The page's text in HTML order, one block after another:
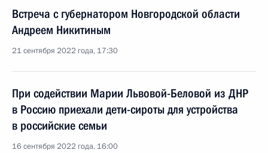
Встреча с губернатором Новгородской области
Андреем Никитиным
21 сентября 2022 года, 17:30
При содействии Марии Львовой-Беловой из ДНР
в Россию приехали дети-сироты для устройства
в российские семьи
16 сентября 2022 года, 16:00